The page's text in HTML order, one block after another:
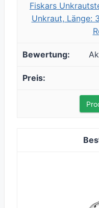
Fiskars
Unkraut, Länge: